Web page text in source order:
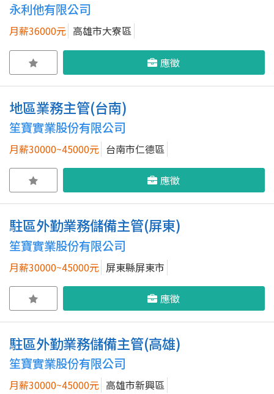
永利他有限公司
月薪36000元 高雄市大寮區
應徵
地區業務主管(台南)
笙寶實業股份有限公司
月薪30000~45000元 台南市仁德區
應徵
駐區外勤業務儲備主管(屏東)
笙寶實業股份有限公司
月薪30000~45000元 屏東縣屏東市
應徵
駐區外勤業務儲備主管(高雄)
笙寶實業股份有限公司
月薪30000~45000元 高雄市新興區